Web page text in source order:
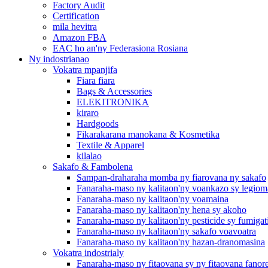
Factory Audit
Certification
mila hevitra
Amazon FBA
EAC ho an'ny Federasiona Rosiana
Ny indostrianao
Vokatra mpanjifa
Fiara fiara
Bags & Accessories
ELEKITRONIKA
kiraro
Hardgoods
Fikarakarana manokana & Kosmetika
Textile & Apparel
kilalao
Sakafo & Fambolena
Sampan-draharaha momba ny fiarovana ny sakafo
Fanaraha-maso ny kalitaon'ny voankazo sy
Fanaraha-maso ny kalitaon'ny voamaina
Fanaraha-maso ny kalitaon'ny hena sy akoho
Fanaraha-maso ny kalitaon'ny pesticide sy
Fanaraha-maso ny kalitaon'ny sakafo voavoatra
Fanaraha-maso ny kalitaon'ny hazan-dranomasina
Vokatra indostrialy
Fanaraha-maso ny fitaovana sy ny fitaovana